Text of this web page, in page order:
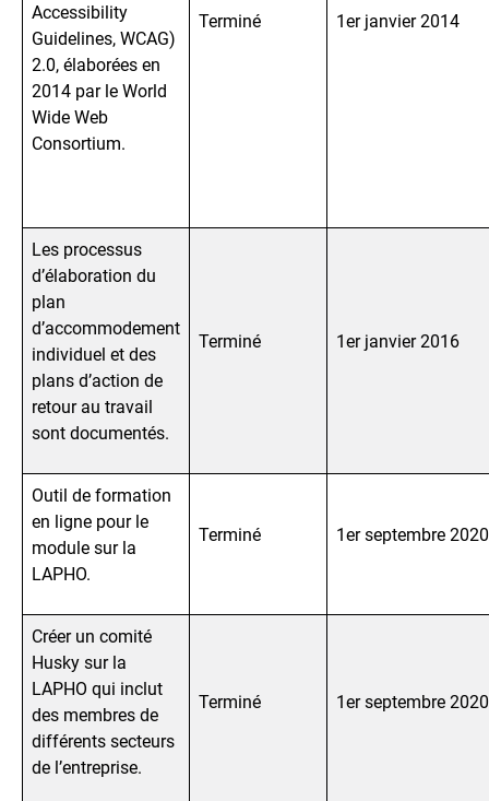
Accessibility
Guidelines, WCAG)
2.0, élaborées en
2014 par le World
Wide Web
Consortium.
Terminé 1er janvier 2014
Les processus
d’élaboration du
plan
d’accommodement
individuel et des
plans d’action de
retour au travail
sont documentés.
Terminé 1er janvier 2016
Outil de formation
en ligne pour le
module sur la
LAPHO.
Terminé 1er septembre 2020
Créer un comité
Husky sur la
LAPHO qui inclut
des membres de
différents secteurs
de l’entreprise.
Terminé 1er septembre 2020